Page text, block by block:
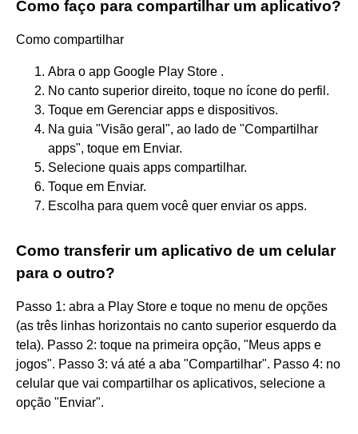
Como faço para compartilhar um aplicativo?
Como compartilhar
Abra o app Google Play Store .
No canto superior direito, toque no ícone do perfil.
Toque em Gerenciar apps e dispositivos.
Na guia "Visão geral", ao lado de "Compartilhar
apps", toque em Enviar.
Selecione quais apps compartilhar.
Toque em Enviar.
Escolha para quem você quer enviar os apps.
Como transferir um aplicativo de um celular
para o outro?
Passo 1: abra a Play Store e toque no menu de opções
(as três linhas horizontais no canto superior esquerdo da
tela). Passo 2: toque na primeira opção, "Meus apps e
jogos". Passo 3: vá até a aba "Compartilhar". Passo 4: no
celular que vai compartilhar os aplicativos, selecione a
opção "Enviar".